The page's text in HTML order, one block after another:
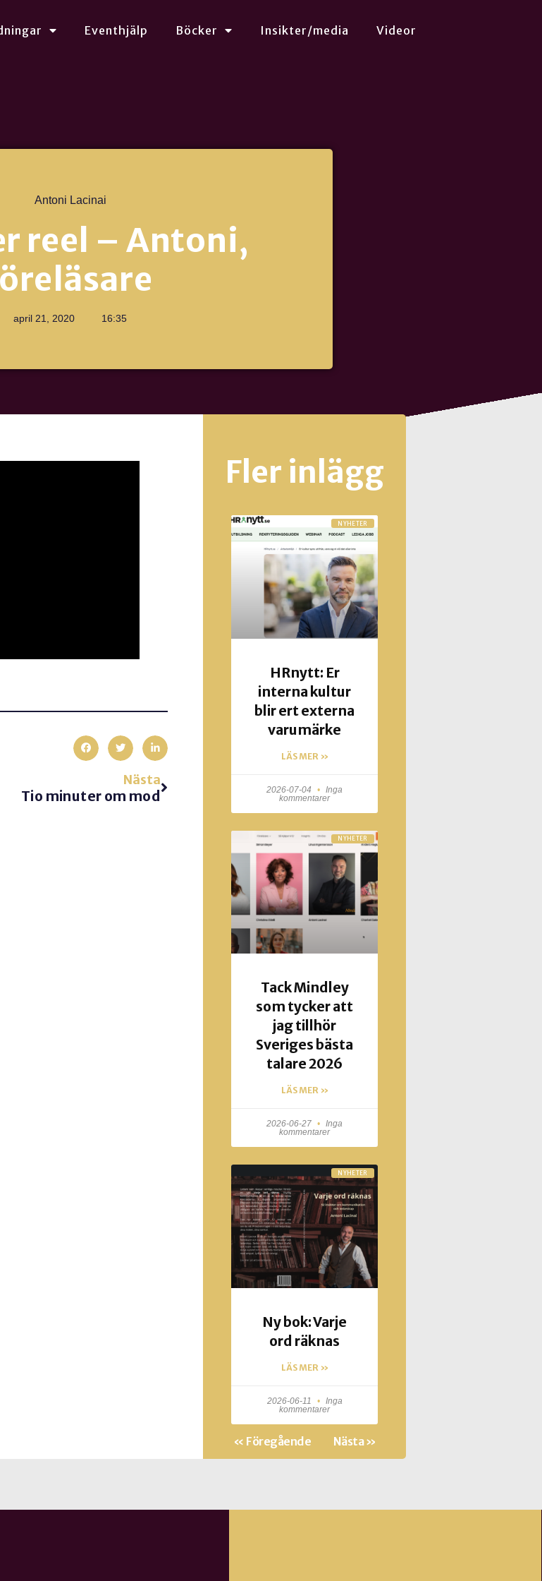
Eventhjälp Böcker Insikter/media Videor
Antoni Lacinai
reel – Antoni,
april 21, 2020 16:35
Nästa
Tio minuter om mod
Fler inlägg
NYHETER
HRnytt: Er
interna kultur
blir ert externa
varumärke
LÄS MER »
2026-07-04
Inga
kommentarer
NYHETER
Tack Mindley
som tycker att
jag tillhör
Sveriges bästa
talare 2026
LÄS MER »
2026-06-27
Inga
kommentarer
NYHETER
Ny bok: Varje
ord räknas
LÄS MER »
2026-06-11
Inga
kommentarer
« Föregående Nästa »